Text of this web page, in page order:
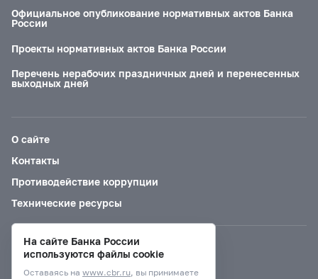
Официальное опубликование нормативных актов Банка
России
Проекты нормативных актов Банка России
Перечень нерабочих праздничных дней и перенесенных
выходных дней
О сайте
Контакты
Противодействие коррупции
Технические ресурсы
Версия для слабовидящих
На сайте Банка России
используются файлы cookie
Оставаясь на www.cbr.ru, вы принимаете